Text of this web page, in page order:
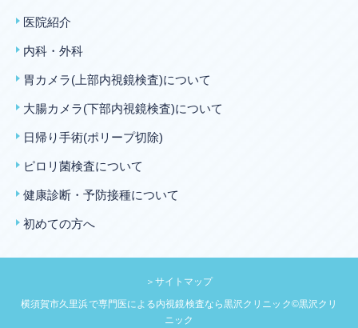
医院紹介
内科・外科
胃カメラ(上部内視鏡検査)について
大腸カメラ(下部内視鏡検査)について
日帰り手術(ポリープ切除)
ピロリ菌検査について
健康診断・予防接種について
初めての方へ
＞サイトマップ
横須賀市久里浜で専門医による内視鏡検査なら黒沢クリニック©黒沢クリ
ニック